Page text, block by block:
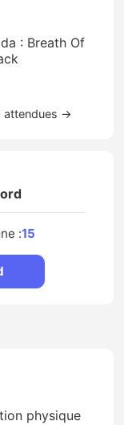
: Breath Of
attendues →
:15
physique